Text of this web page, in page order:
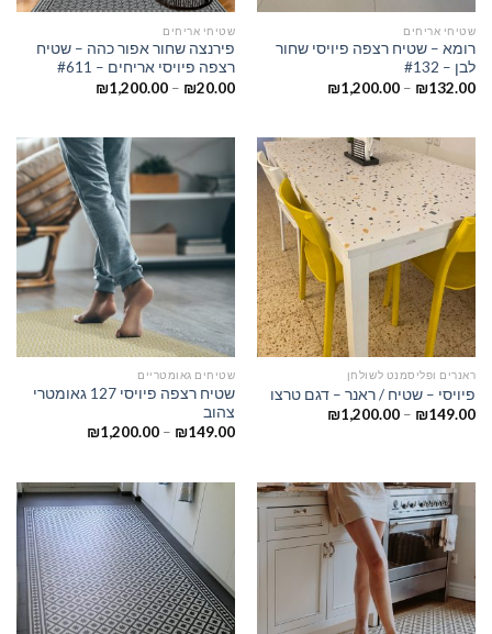
שטיחי אריחים
רומא – שטיח רצפה פיויסי שחור
לבן – #132
₪132.00
–
₪1,200.00
שטיחי אריחים
פירנצה שחור אפור כהה – שטיח
רצפה פיויסי אריחים – #611
₪20.00
–
₪1,200.00
ראנרים ופליסמנט לשולחן
פיויסי – שטיח / ראנר – דגם טרצו
₪149.00
–
₪1,200.00
שטיחים גאומטריים
שטיח רצפה פיויסי 127 גאומטרי
צהוב
₪149.00
–
₪1,200.00